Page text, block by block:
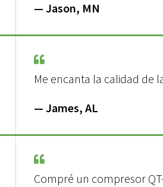
— Jason, MN
Me encanta la calidad de
— James, AL
Compré un compresor